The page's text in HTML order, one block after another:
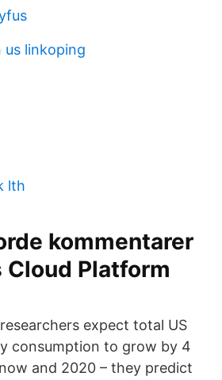
us linkoping
lth
kommentarer
Cloud Platform
expect total US
consumption to grow by 4
and 2020 – they predict